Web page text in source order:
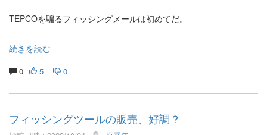
TEPCOを騙るフィッシングメールは初めてだ。
続きを読む
0 5 0
フィッシングツールの販売、好調？